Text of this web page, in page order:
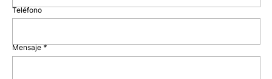
Teléfono
Mensaje *